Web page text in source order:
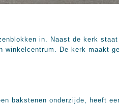
in. Naast de kerk
De kerk maakt
bakstenen onderzijde, heeft